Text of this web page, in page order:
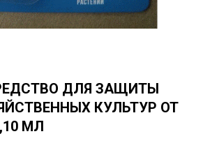
ДЛЯ ЗАЩИТЫ
КУЛЬТУР ОТ
МЛ